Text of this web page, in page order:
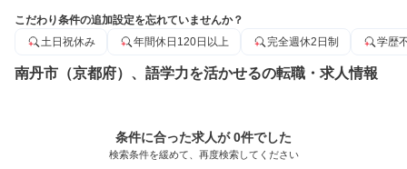
こだわり条件の追加設定を忘れていませんか？
土日祝休み
年間休日120日以上 完全週休2日制 学歴
南丹市（京都府）、語学力を活かせるの転職・求人情報
条件に合った求人が 0件でした
検索条件を緩めて、再度検索してください